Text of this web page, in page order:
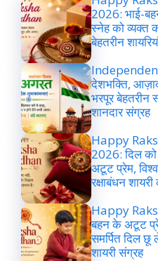
2026: भाई-
स्नेह को व्यक्त
बेहतरीन
देशभक्ति,
भरपूर बेहतरीन
शानदार संग्रह
Happy
2026: दिल
अटूट प्रेम,
रक्षाबंधन
Happy
बहन के अटूट
समर्पित दिल छू
शायरी संग्रह